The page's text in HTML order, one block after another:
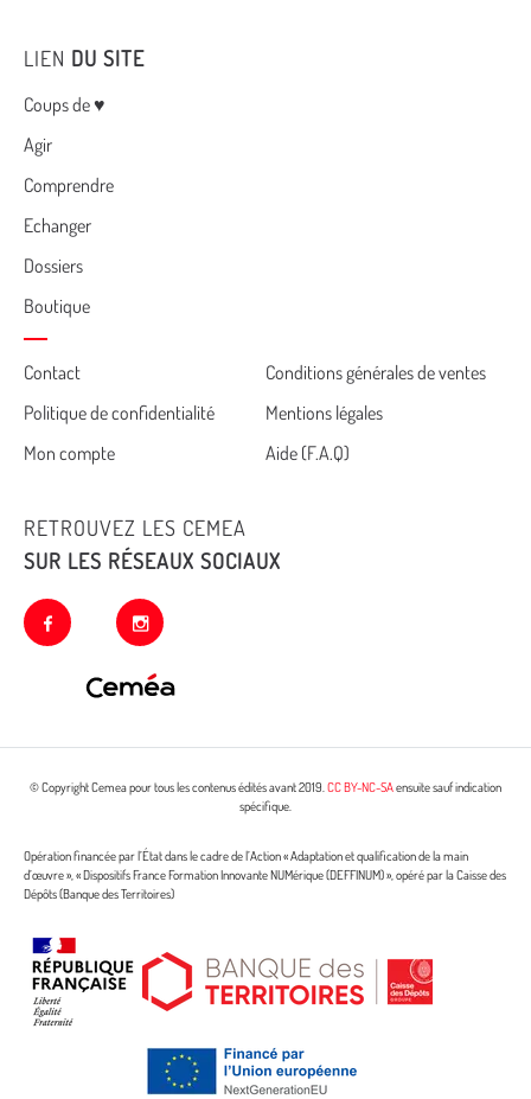
LIEN DU SITE
Menu
Coups de ♥
Agir
Comprendre
Echanger
Dossiers
Boutique
Cemea
footer
Contact
Conditions générales de ventes
Politique de confidentialité
Mentions légales
Mon compte
Aide (F.A.Q)
RETROUVEZ LES CEMEA
SUR LES RÉSEAUX SOCIAUX
facebook instagram
© Copyright Cemea pour tous les contenus édités avant 2019.CC BY-NC-SAensuite sauf indication
spécifique.
Opération financée par l’État dans le cadre de l’Action « Adaptation et qualification de la main
d’œuvre », « Dispositifs France Formation Innovante NUMérique (DEFFINUM) », opéré par la Caisse des
Dépôts (Banque des Territoires)